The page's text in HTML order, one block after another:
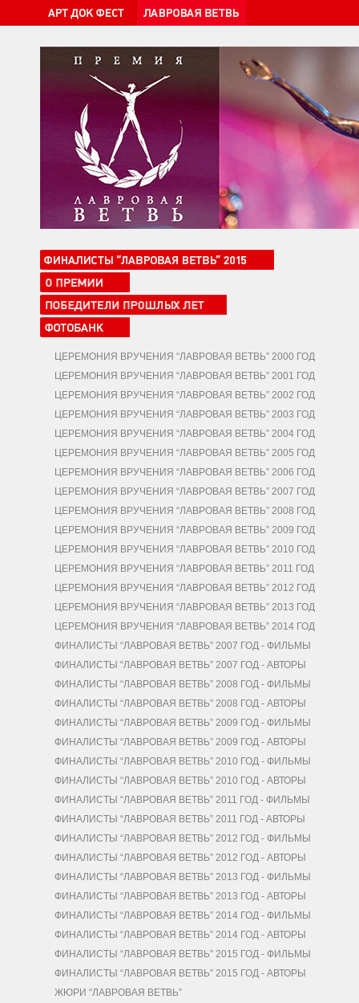
ЦЕРЕМОНИЯ ВРУЧЕНИЯ “ЛАВРОВАЯ ВЕТВЬ” 2000 ГОД
ЦЕРЕМОНИЯ ВРУЧЕНИЯ “ЛАВРОВАЯ ВЕТВЬ” 2001 ГОД
ЦЕРЕМОНИЯ ВРУЧЕНИЯ “ЛАВРОВАЯ ВЕТВЬ” 2002 ГОД
ЦЕРЕМОНИЯ ВРУЧЕНИЯ “ЛАВРОВАЯ ВЕТВЬ” 2003 ГОД
ЦЕРЕМОНИЯ ВРУЧЕНИЯ “ЛАВРОВАЯ ВЕТВЬ” 2004 ГОД
ЦЕРЕМОНИЯ ВРУЧЕНИЯ “ЛАВРОВАЯ ВЕТВЬ” 2005 ГОД
ЦЕРЕМОНИЯ ВРУЧЕНИЯ “ЛАВРОВАЯ ВЕТВЬ” 2006 ГОД
ЦЕРЕМОНИЯ ВРУЧЕНИЯ “ЛАВРОВАЯ ВЕТВЬ” 2007 ГОД
ЦЕРЕМОНИЯ ВРУЧЕНИЯ “ЛАВРОВАЯ ВЕТВЬ” 2008 ГОД
ЦЕРЕМОНИЯ ВРУЧЕНИЯ “ЛАВРОВАЯ ВЕТВЬ” 2009 ГОД
ЦЕРЕМОНИЯ ВРУЧЕНИЯ “ЛАВРОВАЯ ВЕТВЬ” 2010 ГОД
ЦЕРЕМОНИЯ ВРУЧЕНИЯ “ЛАВРОВАЯ ВЕТВЬ” 2011 ГОД
ЦЕРЕМОНИЯ ВРУЧЕНИЯ “ЛАВРОВАЯ ВЕТВЬ” 2012 ГОД
ЦЕРЕМОНИЯ ВРУЧЕНИЯ “ЛАВРОВАЯ ВЕТВЬ” 2013 ГОД
ЦЕРЕМОНИЯ ВРУЧЕНИЯ “ЛАВРОВАЯ ВЕТВЬ” 2014 ГОД
ФИНАЛИСТЫ “ЛАВРОВАЯ ВЕТВЬ” 2007 ГОД - ФИЛЬМЫ
ФИНАЛИСТЫ “ЛАВРОВАЯ ВЕТВЬ” 2007 ГОД - АВТОРЫ
ФИНАЛИСТЫ “ЛАВРОВАЯ ВЕТВЬ” 2008 ГОД - ФИЛЬМЫ
ФИНАЛИСТЫ “ЛАВРОВАЯ ВЕТВЬ” 2008 ГОД - АВТОРЫ
ФИНАЛИСТЫ “ЛАВРОВАЯ ВЕТВЬ” 2009 ГОД - ФИЛЬМЫ
ФИНАЛИСТЫ “ЛАВРОВАЯ ВЕТВЬ” 2009 ГОД - АВТОРЫ
ФИНАЛИСТЫ “ЛАВРОВАЯ ВЕТВЬ” 2010 ГОД - ФИЛЬМЫ
ФИНАЛИСТЫ “ЛАВРОВАЯ ВЕТВЬ” 2010 ГОД - АВТОРЫ
ФИНАЛИСТЫ “ЛАВРОВАЯ ВЕТВЬ” 2011 ГОД - ФИЛЬМЫ
ФИНАЛИСТЫ “ЛАВРОВАЯ ВЕТВЬ” 2011 ГОД - АВТОРЫ
ФИНАЛИСТЫ “ЛАВРОВАЯ ВЕТВЬ” 2012 ГОД - ФИЛЬМЫ
ФИНАЛИСТЫ “ЛАВРОВАЯ ВЕТВЬ” 2012 ГОД - АВТОРЫ
ФИНАЛИСТЫ “ЛАВРОВАЯ ВЕТВЬ” 2013 ГОД - ФИЛЬМЫ
ФИНАЛИСТЫ “ЛАВРОВАЯ ВЕТВЬ” 2013 ГОД - АВТОРЫ
ФИНАЛИСТЫ “ЛАВРОВАЯ ВЕТВЬ” 2014 ГОД - ФИЛЬМЫ
ФИНАЛИСТЫ “ЛАВРОВАЯ ВЕТВЬ” 2014 ГОД - АВТОРЫ
ФИНАЛИСТЫ “ЛАВРОВАЯ ВЕТВЬ” 2015 ГОД - ФИЛЬМЫ
ФИНАЛИСТЫ “ЛАВРОВАЯ ВЕТВЬ” 2015 ГОД - АВТОРЫ
ЖЮРИ “ЛАВРОВАЯ ВЕТВЬ”